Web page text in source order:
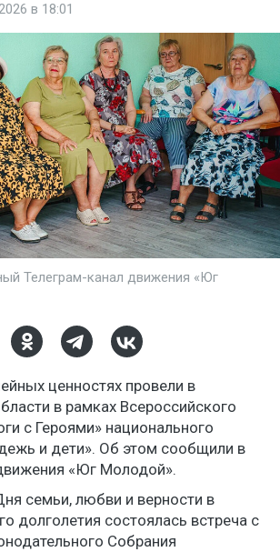
в 18:01
Телеграм-канал движения «Юг
ценностях провели в
в рамках Всероссийского
с Героями» национального
и дети». Об этом сообщили в
«Юг Молодой».
семьи, любви и верности в
долголетия состоялась встреча с
Собрания